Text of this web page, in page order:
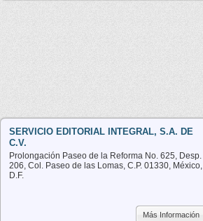
SERVICIO EDITORIAL INTEGRAL, S.A. DE
C.V.
Prolongación Paseo de la Reforma No. 625, Desp.
206, Col. Paseo de las Lomas, C.P. 01330, México,
D.F.
Más Información